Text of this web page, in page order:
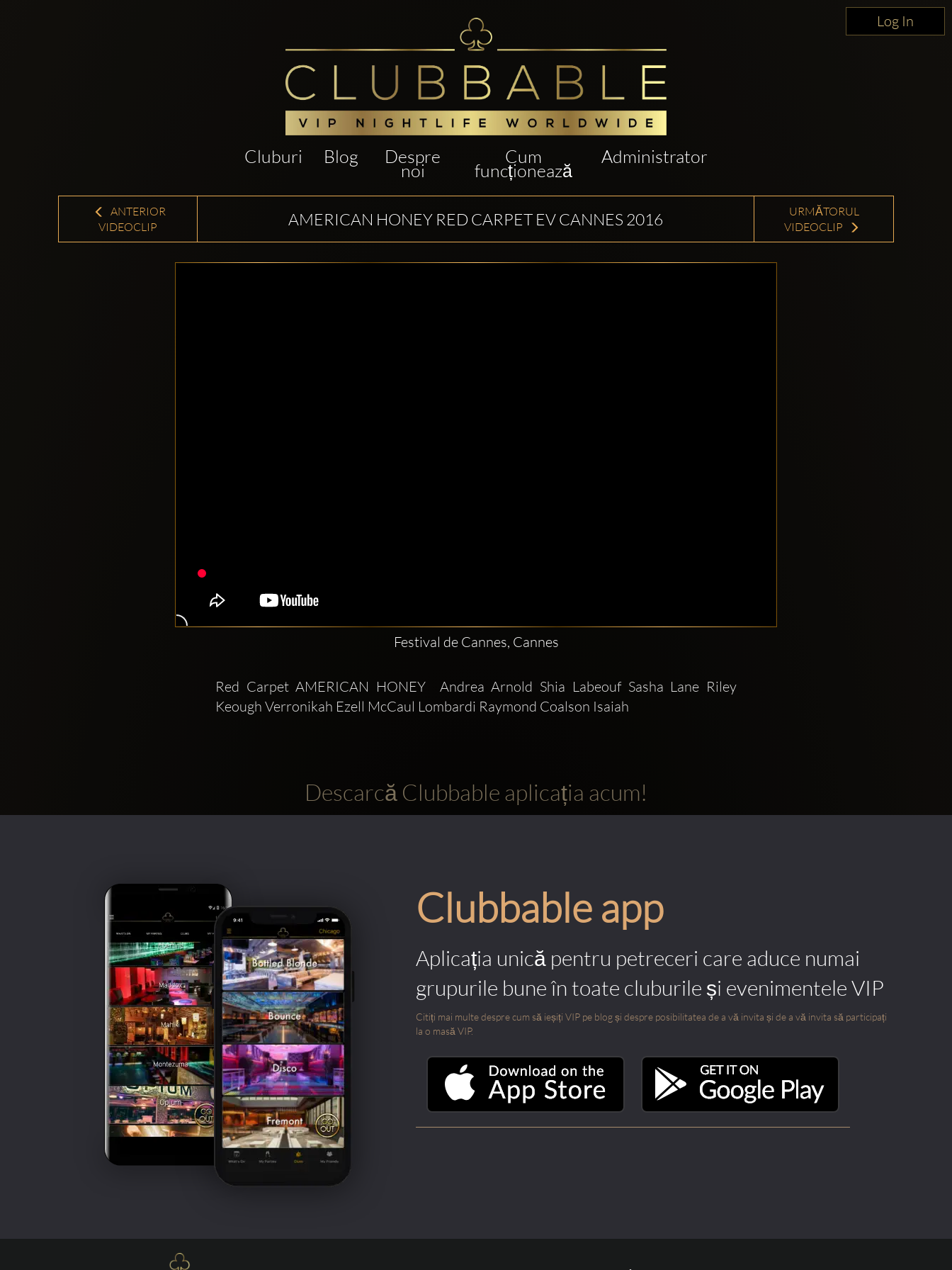
Log In
Cluburi Blog Despre
noi
Cum
funcționează
Administrator
ANTERIOR
VIDEOCLIP
AMERICAN HONEY RED CARPET EV CANNES 2016
URMĂTORUL
VIDEOCLIP
Festival de Cannes, Cannes
Red Carpet AMERICAN HONEY  Andrea Arnold Shia Labeouf Sasha Lane Riley
Keough Verronikah Ezell McCaul Lombardi Raymond Coalson Isaiah
Descarcă Clubbable aplicația acum!
Clubbable app
Aplicația unică pentru petreceri care aduce numai
grupurile bune în toate cluburile și evenimentele VIP
Citiți mai multe despre cum să ieșiți VIP pe blog și despre posibilitatea de a vă invita și de a vă invita să participați
la o masă VIP.